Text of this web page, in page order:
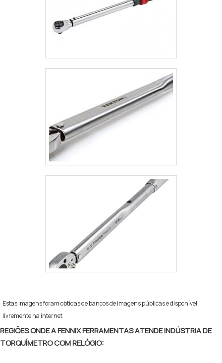
Estas imagens foram obtidas de bancos de imagens públicas e disponível
livremente na internet
REGIÕES ONDE A FENNIX FERRAMENTAS ATENDE INDÚSTRIA DE
TORQUÍMETRO COM RELÓGIO: